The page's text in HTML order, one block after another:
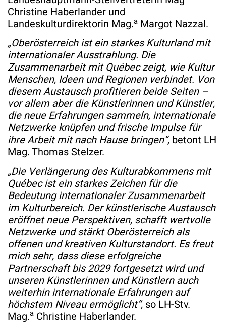
Christine Haberlander und
Landeskulturdirektorin Mag.a Margot Nazzal.
„Oberösterreich ist ein starkes Kulturland mit
internationaler Ausstrahlung. Die
Zusammenarbeit mit Québec zeigt, wie Kultur
Menschen, Ideen und Regionen verbindet. Von
diesem Austausch profitieren beide Seiten –
vor allem aber die Künstlerinnen und Künstler,
die neue Erfahrungen sammeln, internationale
Netzwerke knüpfen und frische Impulse für
ihre Arbeit mit nach Hause bringen“, betont LH
Mag. Thomas Stelzer.
„Die Verlängerung des Kulturabkommens mit
Québec ist ein starkes Zeichen für die
Bedeutung internationaler Zusammenarbeit
im Kulturbereich. Der künstlerische Austausch
eröffnet neue Perspektiven, schafft wertvolle
Netzwerke und stärkt Oberösterreich als
offenen und kreativen Kulturstandort. Es freut
mich sehr, dass diese erfolgreiche
Partnerschaft bis 2029 fortgesetzt wird und
unseren Künstlerinnen und Künstlern auch
weiterhin internationale Erfahrungen auf
höchstem Niveau ermöglicht“, so LH-Stv.
Mag.a Christine Haberlander.